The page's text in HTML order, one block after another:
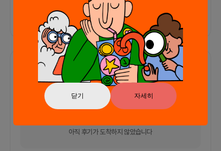
닫기 자세히
외부 연동 정보가 없습니다
함께한 사람들이 남긴 말
커피챗 프로젝트 프로챗 0
아직 후기가 도착하지 않았습니다